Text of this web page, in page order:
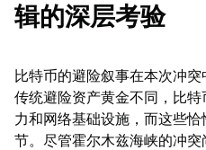
辑的深层考验
比特币的避险叙事在本次冲
传统避险资产黄金不同，比
力和网络基础设施，而这些
节。尽管霍尔木兹海峡的冲